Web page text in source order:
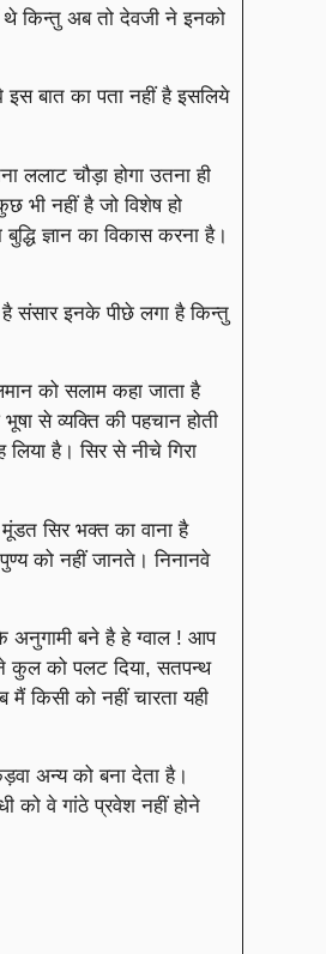
थे किन्तु अब तो देवजी ने इनको
इस बात का पता नहीं है इसलिये
चौड़ा होगा उतना ही
भी नहीं है जो विशेष हो
ज्ञान का विकास करना है।
संसार इनके पीछे लगा है किन्तु
को सलाम कहा जाता है
से व्यक्ति की पहचान होती
है। सिर से नीचे गिरा
सिर भक्त का वाना है
को नहीं जानते। निनानवे
बने है हे ग्वाल ! आप
कुल को पलट दिया, सतपन्थ
किसी को नहीं चारता यही
अन्य को बना देता है।
को वे गांठे प्रवेश नहीं होने